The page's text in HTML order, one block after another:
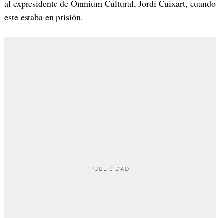
al expresidente de Òmnium Cultural, Jordi Cuixart, cuando
este estaba en prisión.